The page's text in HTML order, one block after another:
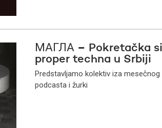
МАГЛА – Pokretačka
proper techna u Srbiji
Predstavljamo kolektiv iza mesečnog
podcasta i žurki